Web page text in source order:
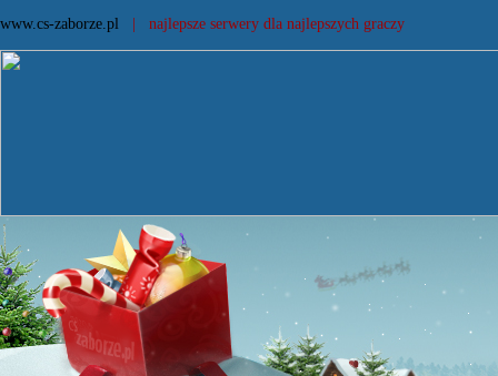
www.cs-zaborze.pl | najlepsze serwery dla najlepszych graczy